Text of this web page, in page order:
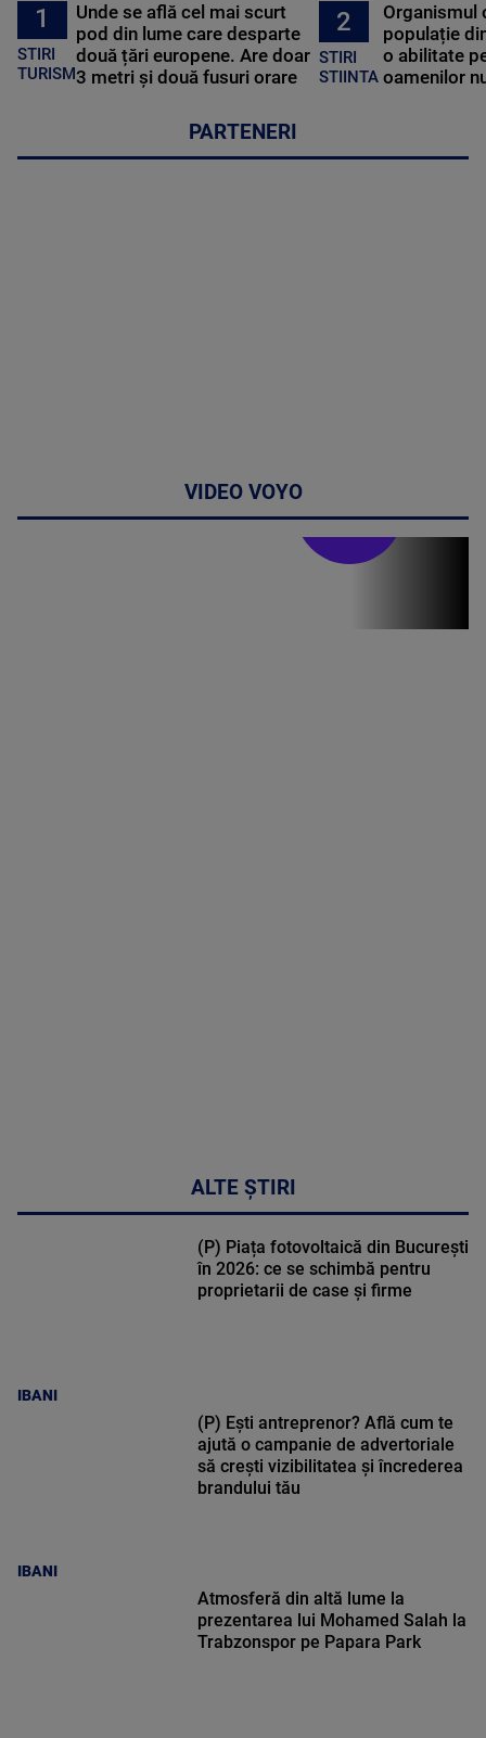
1
STIRI
TURISM
Unde se află cel mai scurt
pod din lume care desparte
două țări europene. Are doar
3 metri și două fusuri orare
2
STIRI
STIINTA
Organismul
populație
o abilitate
oamenilor
PARTENERI
VIDEO VOYO
ALTE ȘTIRI
IBANI
(P) Piața fotovoltaică din București
în 2026: ce se schimbă pentru
proprietarii de case și firme
IBANI
(P) Ești antreprenor? Află cum te
ajută o campanie de advertoriale
să crești vizibilitatea și încrederea
brandului tău
Atmosferă din altă lume la
prezentarea lui Mohamed Salah la
Trabzonspor pe Papara Park